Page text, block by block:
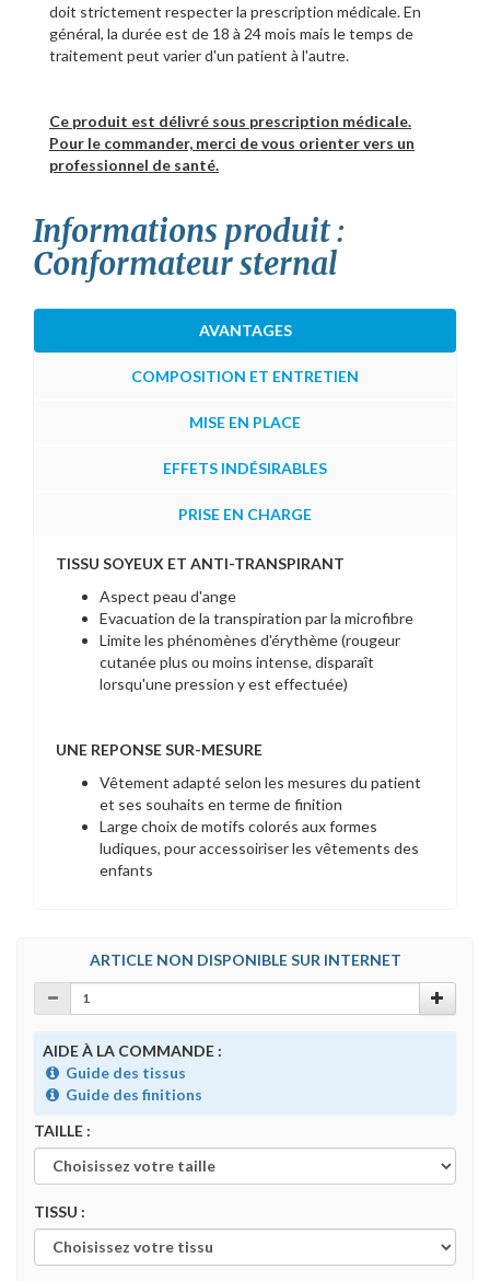
doit strictement respecter la prescription médicale. En
général, la durée est de 18 à 24 mois mais le temps de
traitement peut varier d'un patient à l'autre.
Ce produit est délivré sous prescription médicale.
Pour le commander, merci de vous orienter vers un
professionnel de santé.
Informations produit :
Conformateur sternal
AVANTAGES
COMPOSITION ET ENTRETIEN
MISE EN PLACE
EFFETS INDÉSIRABLES
PRISE EN CHARGE
TISSU SOYEUX ET ANTI-TRANSPIRANT
Aspect peau d'ange
Evacuation de la transpiration par la microfibre
Limite les phénomènes d'érythème (rougeur
cutanée plus ou moins intense, disparaît
lorsqu'une pression y est effectuée)
UNE REPONSE SUR-MESURE
Vêtement adapté selon les mesures du patient
et ses souhaits en terme de finition
Large choix de motifs colorés aux formes
ludiques, pour accessoiriser les vêtements des
enfants
ARTICLE NON DISPONIBLE SUR INTERNET
AIDE À LA COMMANDE :
Guide des tissus
Guide des finitions
TAILLE :
TISSU :